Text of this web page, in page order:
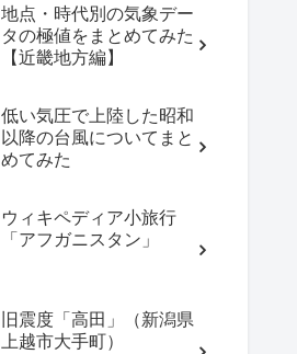
地点・時代別の気象デー
タの極値をまとめてみた
【近畿地方編】
低い気圧で上陸した昭和
以降の台風についてまと
めてみた
ウィキペディア小旅行
「アフガニスタン」
旧震度「高田」（新潟県
上越市大手町）